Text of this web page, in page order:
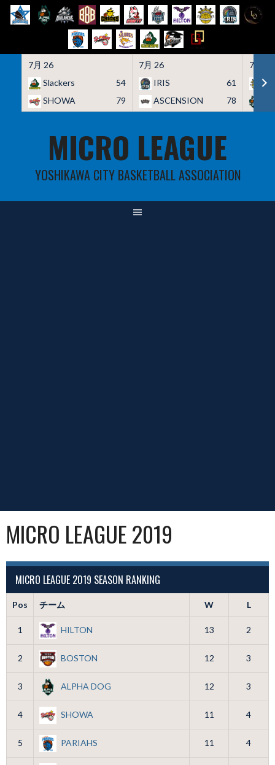
7月 26
Slackers
54
SHOWA
79
7月 26
IRIS
61
ASCENSION
78
7月 26
MICRO LEAGUE
YOSHIKAWA CITY BASKETBALL ASSOCIATION
MICRO LEAGUE 2019
MICRO LEAGUE 2019 SEASON RANKING
Pos チーム W L
1 HILTON 13 2
2 BOSTON 12 3
3 ALPHA DOG 12 3
4 SHOWA 11 4
5 PARIAHS 11 4